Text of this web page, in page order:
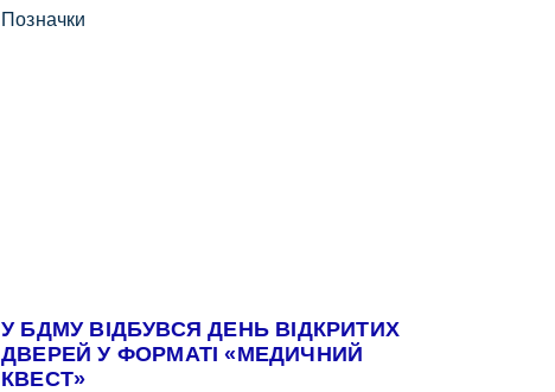
Позначки
У БДМУ ВІДБУВСЯ ДЕНЬ ВІДКРИТИХ
ДВЕРЕЙ У ФОРМАТІ «МЕДИЧНИЙ
КВЕСТ»